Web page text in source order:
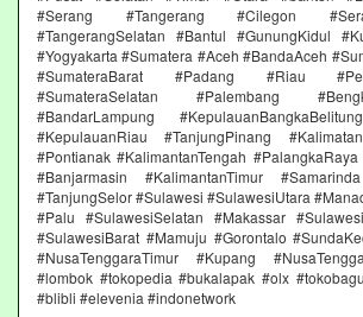
#Serang #Tangerang #Cilegon
#TangerangSelatan #Bantul #GunungKidul
#Yogyakarta #Sumatera #Aceh #BandaAceh
#SumateraBarat #Padang #Riau
#SumateraSelatan #Palembang
#BandarLampung
#KepulauanRiau #TanjungPinang
#Pontianak #KalimantanTengah
#Banjarmasin #KalimantanTimur
#TanjungSelor #Sulawesi #SulawesiUtara
#Palu #SulawesiSelatan #Makassar
#SulawesiBarat #Mamuju #Gorontalo
#NusaTenggaraTimur #Kupang
#lombok #tokopedia #bukalapak #olx
#blibli #elevenia #indonetwork